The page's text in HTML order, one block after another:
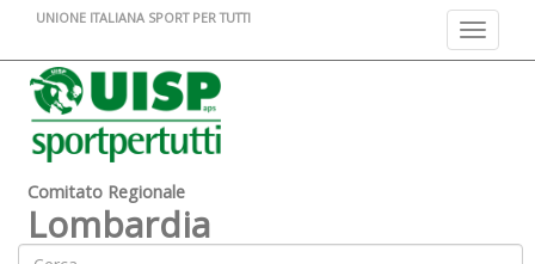
Toggle
UNIONE ITALIANA SPORT PER TUTTI
Comitato Regionale
Lombardia